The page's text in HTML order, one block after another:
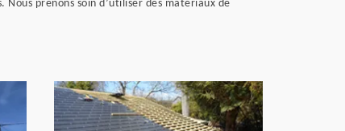
prenons soin d’utiliser des matériaux de